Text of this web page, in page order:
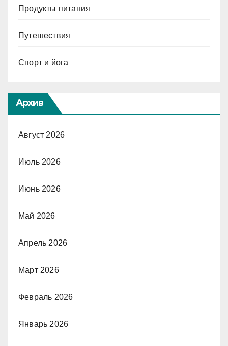
Продукты питания
Путешествия
Спорт и йога
Архив
Август 2026
Июль 2026
Июнь 2026
Май 2026
Апрель 2026
Март 2026
Февраль 2026
Январь 2026